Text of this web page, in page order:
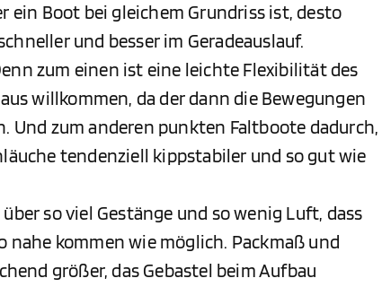
ein Boot bei gleichem Grundriss ist, desto
und besser im Geradeauslauf.
zum einen ist eine leichte Flexibilität des
willkommen, da der dann die Bewegungen
Und zum anderen punkten Faltboote dadurch,
tendenziell kippstabiler und so gut wie
so viel Gestänge und so wenig Luft, dass
nahe kommen wie möglich. Packmaß und
größer, das Gebastel beim Aufbau